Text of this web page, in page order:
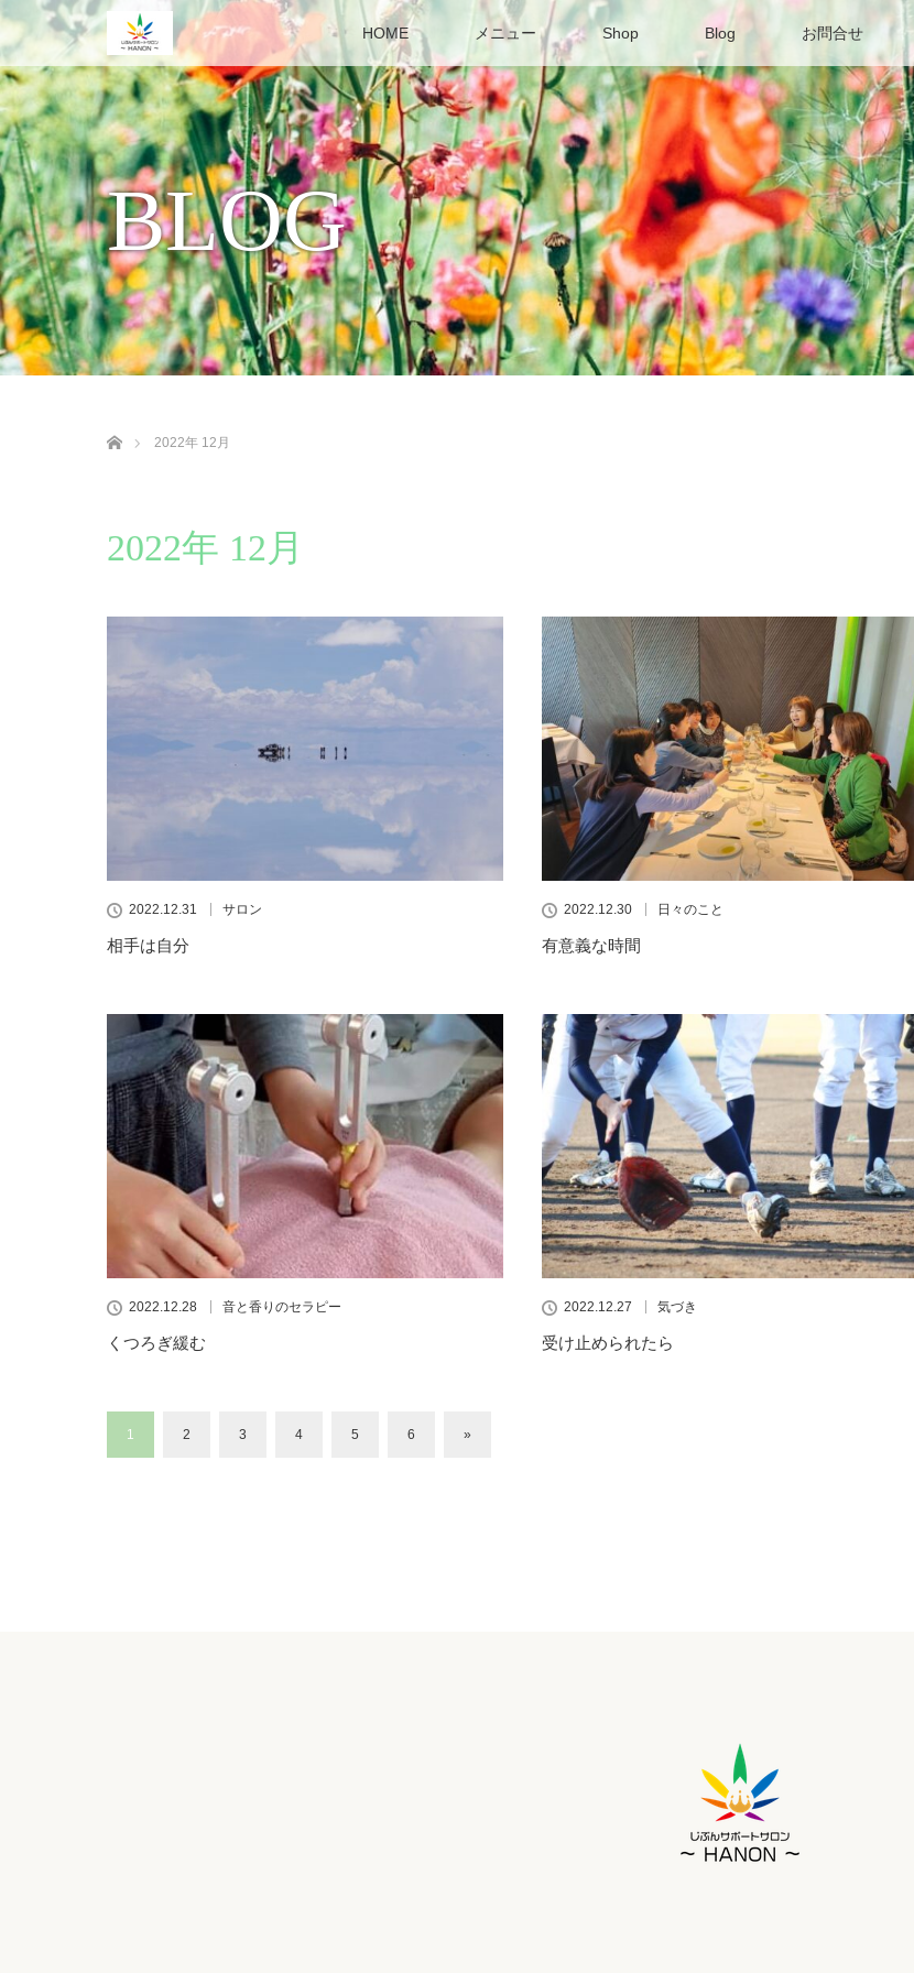
HOME メニュー Shop Blog お問合せ
BLOG
2022年 12月
2022年 12月
2022.12.31 サロン
相手は自分
2022.12.30 日々のこと
有意義な時間
2022.12.28 音と香りのセラピー
くつろぎ緩む
2022.12.27 気づき
受け止められたら
1 2 3 4 5 6 »